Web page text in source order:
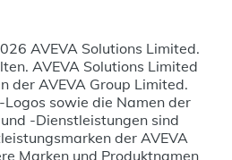
AVEVA Solutions Limited.
AVEVA Solutions Limited
der AVEVA Group Limited.
Logos sowie die Namen der
-Dienstleistungen sind
der AVEVA
Marken und Produktnamen